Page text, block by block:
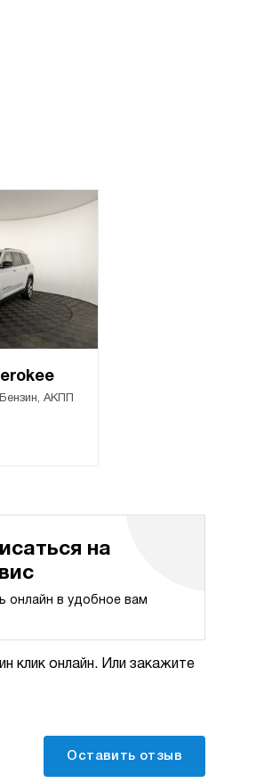
Бензин, АКПП
на
онлайн в удобное вам
клик онлайн. Или закажите
Оставить отзыв